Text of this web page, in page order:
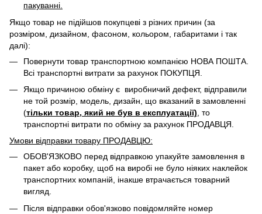
пакуванні.
Якщо товар не підійшов покупцеві з різних причин (за
розміром, дизайном, фасоном, кольором, габаритами і так
далі):
Повернути товар транспортною компанією НОВА ПОШТА.
Всі транспортні витрати за рахунок ПОКУПЦЯ.
Якщо причиною обміну є виробничий дефект, відправили
не той розмір, модель, дизайн, що вказаний в замовленні
(тільки товар, який не був в експлуатації) , то
транспортні витрати по обміну за рахунок ПРОДАВЦЯ. ​
Умови відправки товару ПРОДАВЦЮ:
ОБОВ'ЯЗКОВО перед відправкою упакуйте замовлення в
пакет або коробку, щоб на виробі не було ніяких наклейок
транспортних компаній, інакше втрачається товарний
вигляд.
Після відправки обов'язково повідомляйте номер